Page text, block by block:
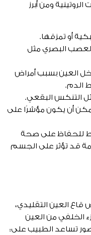
ومن أبرز
أو تمزقها.
البصري مثل
العين بسبب أمراض
الدم.
التنكس البقعي.
أن يكون مؤشرًا على
للحفاظ على صحة
قد تؤثر على الجسم
العين التقليدي،
الخلفي من العين
تساعد الطبيب على: